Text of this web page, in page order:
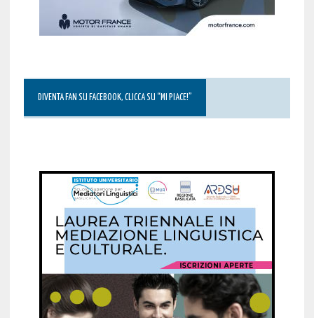
DIVENTA FAN SU FACEBOOK, CLICCA SU “MI PIACE!”